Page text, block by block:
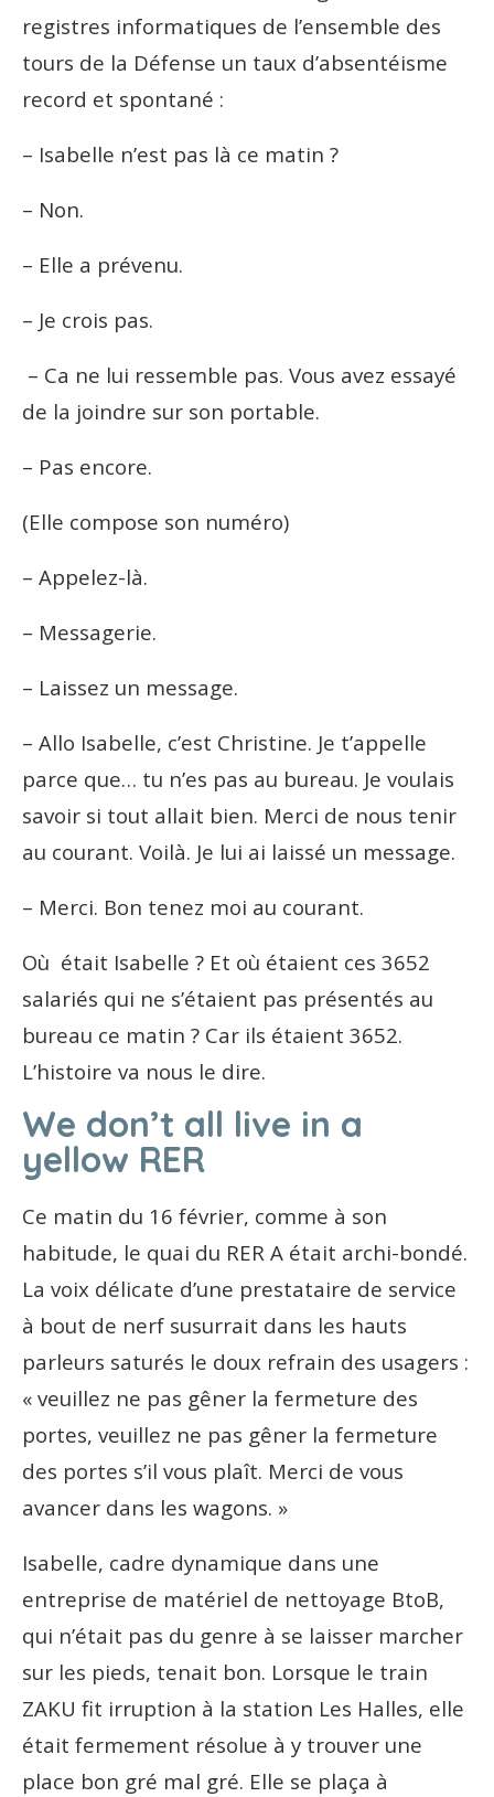
registres informatiques de l’ensemble des
tours de la Défense un taux d’absentéisme
record et spontané :
– Isabelle n’est pas là ce matin ?
– Non.
– Elle a prévenu.
– Je crois pas.
– Ca ne lui ressemble pas. Vous avez essayé
de la joindre sur son portable.
– Pas encore.
(Elle compose son numéro)
– Appelez-là.
– Messagerie.
– Laissez un message.
– Allo Isabelle, c’est Christine. Je t’appelle
parce que… tu n’es pas au bureau. Je voulais
savoir si tout allait bien. Merci de nous tenir
au courant. Voilà. Je lui ai laissé un message.
– Merci. Bon tenez moi au courant.
Où était Isabelle ? Et où étaient ces 3652
salariés qui ne s’étaient pas présentés au
bureau ce matin ? Car ils étaient 3652.
L’histoire va nous le dire.
We don’t all live in a
yellow RER
Ce matin du 16 février, comme à son
habitude, le quai du RER A était archi-bondé.
La voix délicate d’une prestataire de service
à bout de nerf susurrait dans les hauts
parleurs saturés le doux refrain des usagers :
« veuillez ne pas gêner la fermeture des
portes, veuillez ne pas gêner la fermeture
des portes s’il vous plaît. Merci de vous
avancer dans les wagons. »
Isabelle, cadre dynamique dans une
entreprise de matériel de nettoyage BtoB,
qui n’était pas du genre à se laisser marcher
sur les pieds, tenait bon. Lorsque le train
ZAKU fit irruption à la station Les Halles, elle
était fermement résolue à y trouver une
place bon gré mal gré. Elle se plaça à